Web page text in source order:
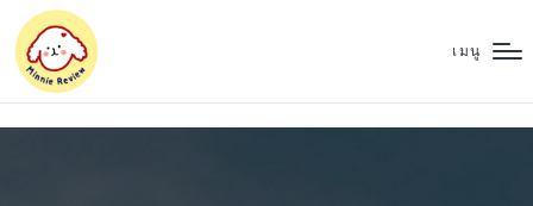
เมนู